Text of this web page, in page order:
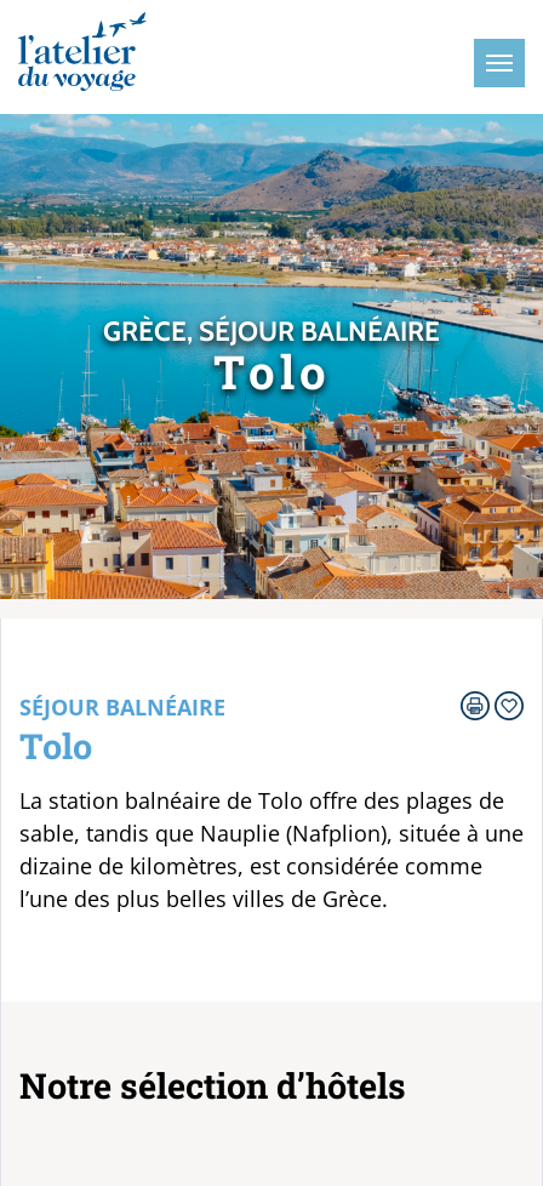
GRÈCE, SÉJOUR BALNÉAIRE
Tolo
SÉJOUR BALNÉAIRE
Tolo
La station balnéaire de Tolo offre des plages de
sable, tandis que Nauplie (Nafplion), située à une
dizaine de kilomètres, est considérée comme
l’une des plus belles villes de Grèce.
Notre sélection d’hôtels
Panneau de gestion des cookies